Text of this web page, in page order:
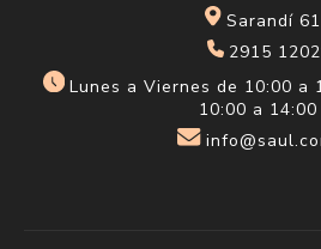
Sarandí
2915
Lunes a Viernes de 10:00 a
10:00 a 14:00